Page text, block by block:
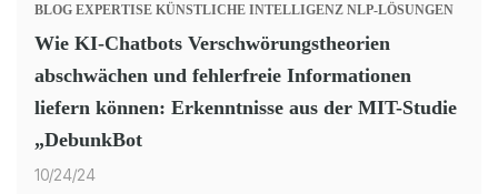
BLOG EXPERTISE KÜNSTLICHE INTELLIGENZ NLP-LÖSUNGEN
Wie KI-Chatbots Verschwörungstheorien
abschwächen und fehlerfreie Informationen
liefern können: Erkenntnisse aus der MIT-Studie
„DebunkBot
10/24/24